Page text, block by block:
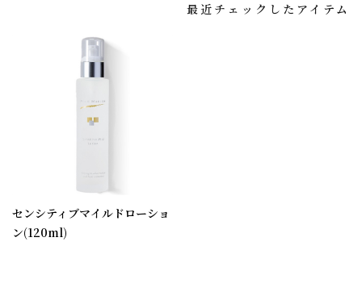
最近チェックしたアイテム
センシティブマイルドローショ
ン(120ml)